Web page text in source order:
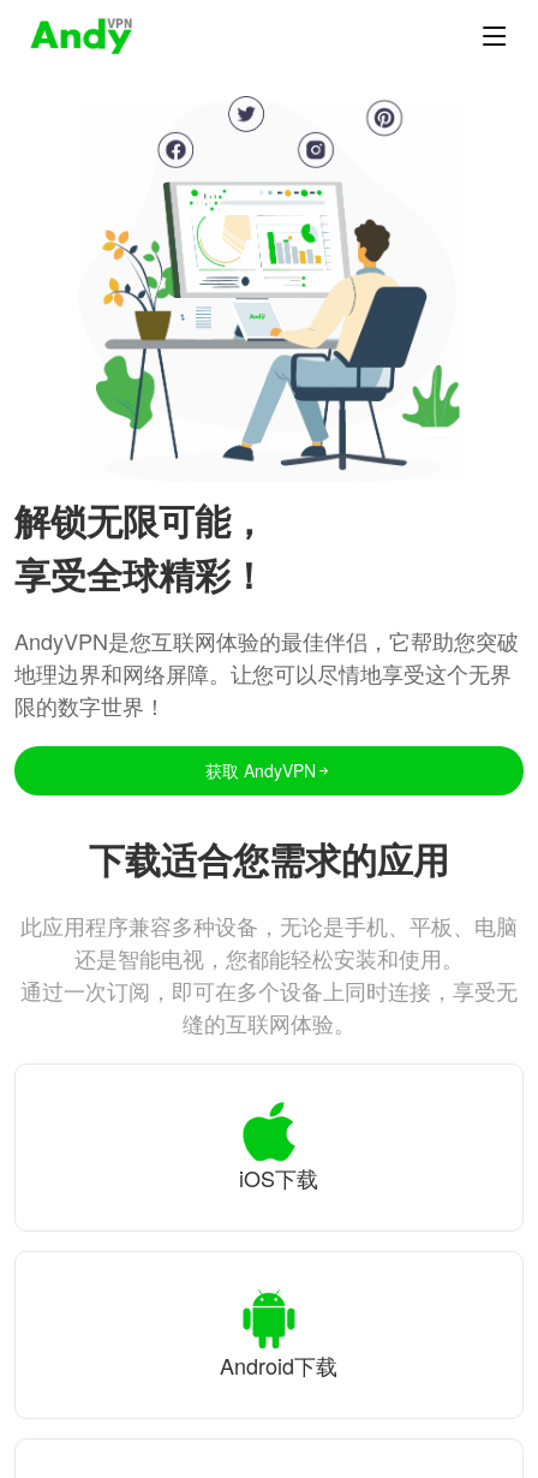
解锁无限可能，
享受全球精彩！
AndyVPN是您互联网体验的最佳伴侣，它帮助您突破
地理边界和网络屏障。让您可以尽情地享受这个无界
限的数字世界！
获取 AndyVPN
下载适合您需求的应用
此应用程序兼容多种设备，无论是手机、平板、电脑
还是智能电视，您都能轻松安装和使用。
通过一次订阅，即可在多个设备上同时连接，享受无
缝的互联网体验。
iOS下载
Android下载